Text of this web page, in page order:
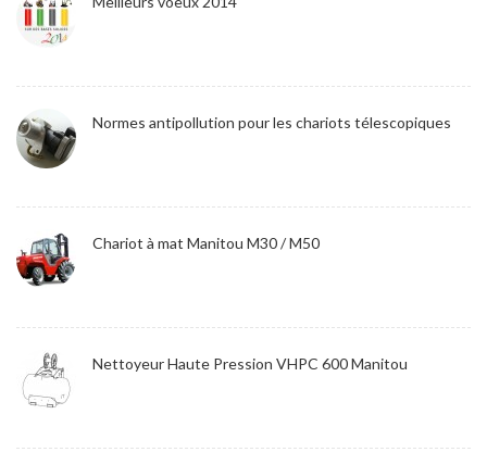
Normes antipollution pour les chariots télescopiques
Chariot à mat Manitou M30 / M50
Nettoyeur Haute Pression VHPC 600 Manitou